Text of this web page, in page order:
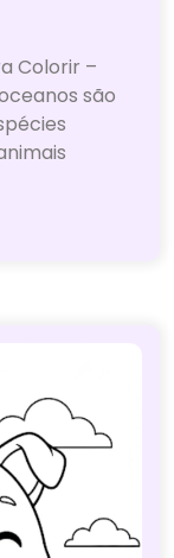
Colorir –
são